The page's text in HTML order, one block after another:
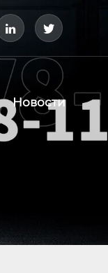
 
Новости